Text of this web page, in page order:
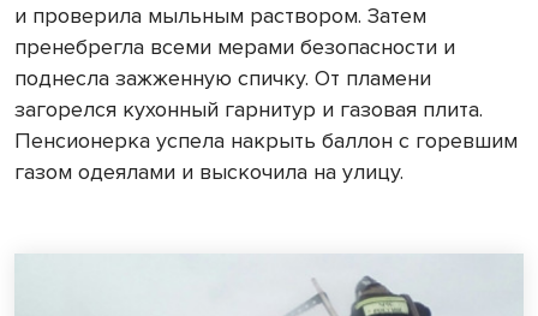
и проверила мыльным раствором. Затем
пренебрегла всеми мерами безопасности и
поднесла зажженную спичку. От пламени
загорелся кухонный гарнитур и газовая плита.
Пенсионерка успела накрыть баллон с горевшим
газом одеялами и выскочила на улицу.